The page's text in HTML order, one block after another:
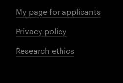
My page for applicants
Privacy policy
Research ethics